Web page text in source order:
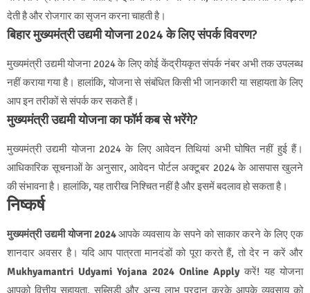
देती है और रोजगार का सृजन करना चाहती है।
बिहार मुख्यमंत्री उद्यमी योजना 2024 के लिए संपर्क विवरण?
मुख्यमंत्री उद्यमी योजना 2024 के लिए कोई केंद्रीयकृत संपर्क नंबर अभी तक उपलब्ध
नहीं कराया गया है। हालांकि, योजना से संबंधित किसी भी जानकारी या सहायता के लिए
आप इन तरीकों से संपर्क कर सकते हैं।
मुख्यमंत्री उद्यमी योजना का फॉर्म कब से भरेंगे?
मुख्यमंत्री उद्यमी योजना 2024 के लिए आवेदन तिथियां अभी घोषित नहीं हुई हैं।
आधिकारिक सूचनाओं के अनुसार, आवेदन पोर्टल अक्टूबर 2024 के आसपास खुलने
की संभावना है। हालांकि, यह तारीख निश्चित नहीं है और इसमें बदलाव हो सकता है।
निष्कर्ष
मुख्यमंत्री उद्यमी योजना 2024आपके व्यवसाय के सपने को साकार करने के लिए एक
शानदार अवसर है। यदि आप पात्रता मानदंडों को पूरा करते हैं, तो देर न करें और
Mukhyamantri Udyami Yojana 2024 Online Applyकरें! यह योजना
आपको वित्तीय सहायता, सब्सिडी और अन्य लाभ प्रदान करके आपके व्यवसाय को